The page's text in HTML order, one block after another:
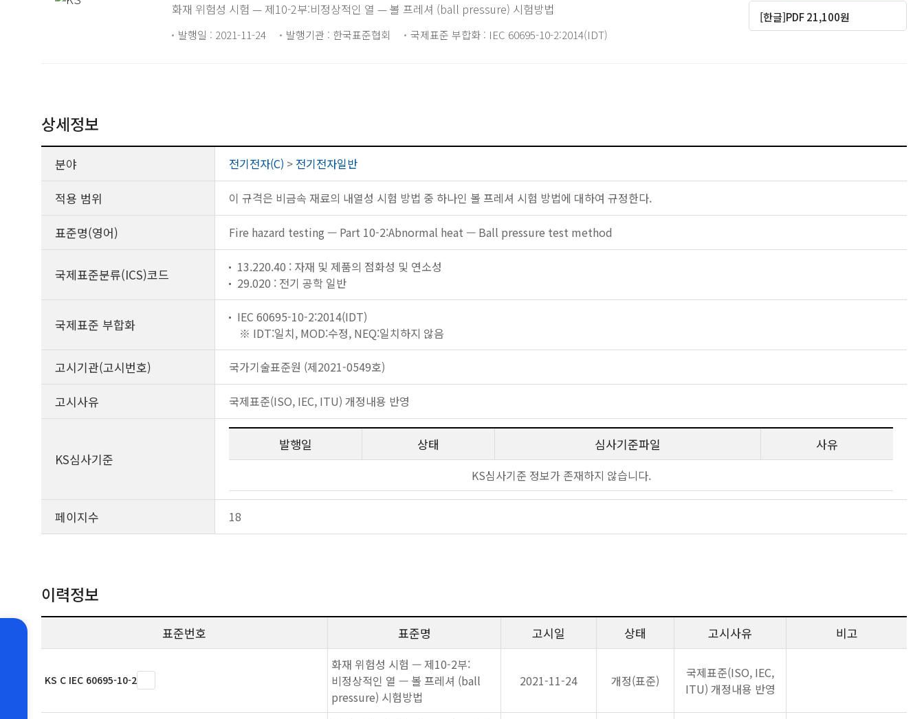
화재 위험성 시험 — 제10-2부:비정상적인 열 — 볼 프레셔 (ball pressure) 시험방법
발행일 : 2021-11-24 발행기관 : 한국표준협회 국제표준 부합화 : IEC 60695-10-2:2014(IDT)
[한글]PDF 21,100원
상세정보
분야 전기전자(C) > 전기전자일반
적용 범위 이 규격은 비금속 재료의 내열성 시험 방법 중 하나인 볼 프레셔 시험 방법에 대하여 규정한다.
표준명(영어) Fire hazard testing — Part 10-2:Abnormal heat — Ball pressure test method
국제표준분류(ICS)코드
13.220.40 : 자재 및 제품의 점화성 및 연소성
29.020 : 전기 공학 일반
국제표준 부합화
IEC 60695-10-2:2014(IDT)
※ IDT:일치, MOD:수정, NEQ:일치하지 않음
고시기관(고시번호) 국가기술표준원 (제2021-0549호)
고시사유 국제표준(ISO, IEC, ITU) 개정내용 반영
KS심사기준
발행일 상태 심사기준파일 사유
KS심사기준 정보가 존재하지 않습니다.
페이지수 18
이력정보
표준번호 표준명 고시일 상태 고시사유 비고
KS C IEC 60695-10-2
화재 위험성 시험 — 제10-2부:
비정상적인 열 — 볼 프레셔 (ball
pressure) 시험방법
2021-11-24 개정(표준)
국제표준(ISO, IEC,
ITU) 개정내용 반영